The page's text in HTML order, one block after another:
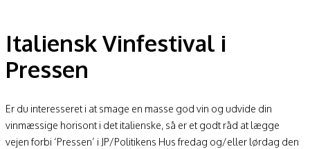
Italiensk Vinfestival i
Pressen
Er du interesseret i at smage en masse god vin og udvide din
vinmæssige horisont i det italienske, så er et godt råd at lægge
vejen forbi ‘Pressen’ i JP/Politikens Hus fredag og/eller lørdag den